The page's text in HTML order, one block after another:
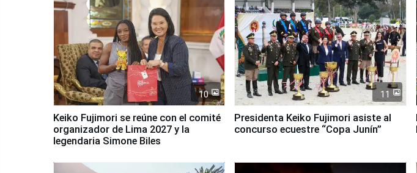
10
Keiko Fujimori se reúne con el comité
organizador de Lima 2027 y la
legendaria Simone Biles
11
Presidenta Keiko Fujimori asiste al
concurso ecuestre “Copa Junín”